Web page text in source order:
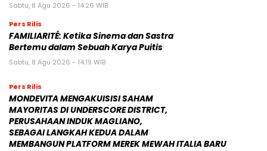
Sabtu, 8 Agu 2026 - 14:26 WIB
Pers Rilis
FAMILIARITÉ: Ketika Sinema dan Sastra
Bertemu dalam Sebuah Karya Puitis
Sabtu, 8 Agu 2026 - 14:19 WIB
Pers Rilis
MONDEVITA MENGAKUISISI SAHAM
MAYORITAS DI UNDERSCORE DISTRICT,
PERUSAHAAN INDUK MAGLIANO,
SEBAGAI LANGKAH KEDUA DALAM
MEMBANGUN PLATFORM MEREK MEWAH ITALIA BARU